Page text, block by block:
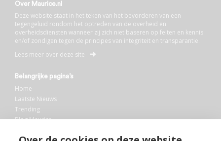
Over Maurice.nl
Deze website staat in het teken van het bevorderen van een
tegengeluid rondom het optreden van de overheid en
overheidsdiensten wanneer zij zich niet baseren op feiten en kennis
en/of zondigen tegen de principes van integriteit en transparantie.
Lees meer over deze site
Belangrijke pagina’s
Home
Laatste Nieuws
Trending
Blog Maurice